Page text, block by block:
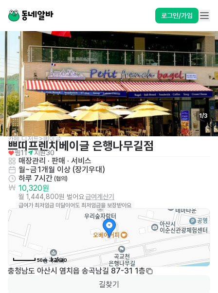
로그인/가입
1/3
카페,디저트>베이글
쁘띠프렌치베이글 은행나무길점
찜11 지원30
매장관리 · 판매 · 서비스
월~금1개월 이상 (장기우대)
하루 7시간 (협의)
10,320원
월 1,444,800원 벌어요급여계산기
급여가 최저임금 미달이어도 최저임금을 보장받아요
50m
충청남도 아산시 염치읍 송곡남길 87-31 1층
길찾기